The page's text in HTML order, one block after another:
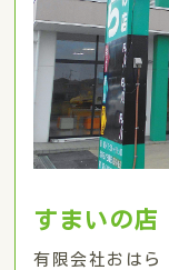
すまいの店
有限会社おはら